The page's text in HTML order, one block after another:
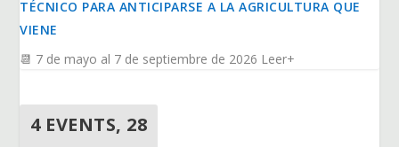
TÉCNICO PARA ANTICIPARSE A LA AGRICULTURA QUE
VIENE
📆 7 de mayo al 7 de septiembre de 2026 Leer+
4 EVENTS, 28